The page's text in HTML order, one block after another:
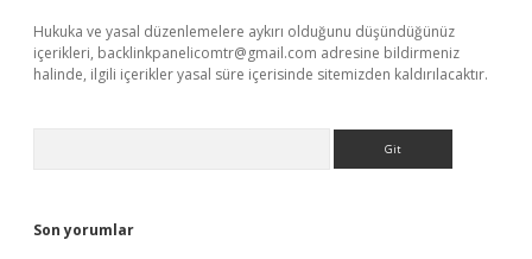
Hukuka ve yasal düzenlemelere aykırı olduğunu düşündüğünüz
içerikleri, backlinkpanelicomtr@gmail.com adresine bildirmeniz
halinde, ilgili içerikler yasal süre içerisinde sitemizden kaldırılacaktır.
Son yorumlar